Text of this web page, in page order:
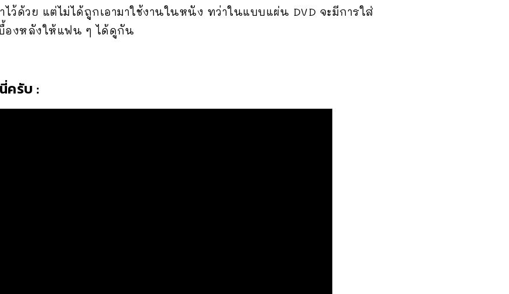
ว้ด้วย แต่ไม่ได้ถูกเอามาใช้งานในหนัง ทว่าในแบบแผ่น DVD จะมีการใส่
องหลังให้แฟน ๆ ได้ดูกัน
ครับ :